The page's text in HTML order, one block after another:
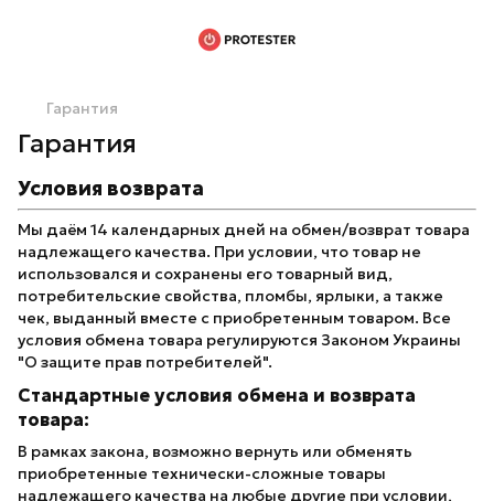
Гарантия
Гарантия
Условия возврата
Мы даём 14 календарных дней на обмен/возврат товара
надлежащего качества. При условии, что товар не
использовался и сохранены его товарный вид,
потребительские свойства, пломбы, ярлыки, а также
чек, выданный вместе с приобретенным товаром. Все
условия обмена товара регулируются Законом Украины
"О защите прав потребителей".
Стандартные условия обмена и возврата
товара:
В рамках закона, возможно вернуть или обменять
приобретенные технически-сложные товары
надлежащего качества на любые другие при условии,